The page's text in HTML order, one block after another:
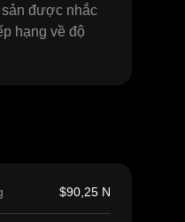
sản được nhắc
hạng về độ
$90,25 N